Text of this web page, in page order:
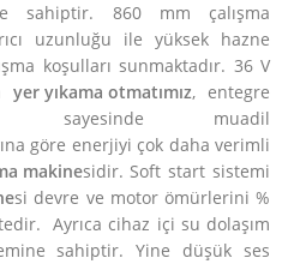
sahiptir. 860 mm çalışma
uzunluğu ile yüksek hazne
koşulları sunmaktadır. 36 V
yer yıkama otmatımız, entegre
sayesinde muadil
göre enerjiyi çok daha verimli
makinesidir. Soft start sistemi
si devre ve motor ömürlerini %
Ayrıca cihaz içi su dolaşım
sahiptir. Yine düşük ses